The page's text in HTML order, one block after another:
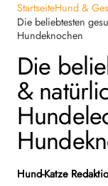
StartseiteHund &
Die beliebtesten
Hundeknochen
Die
&
Hund-Katze